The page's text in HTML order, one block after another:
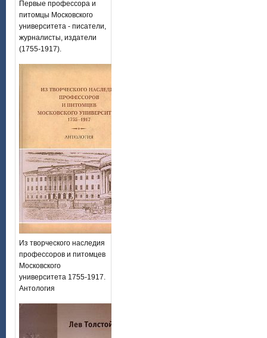
Первые профессора и
питомцы Московского
университета - писатели,
журналисты, издатели
(1755-1917).
Из творческого наследия
профессоров и питомцев
Московского
университета 1755-1917.
Антология